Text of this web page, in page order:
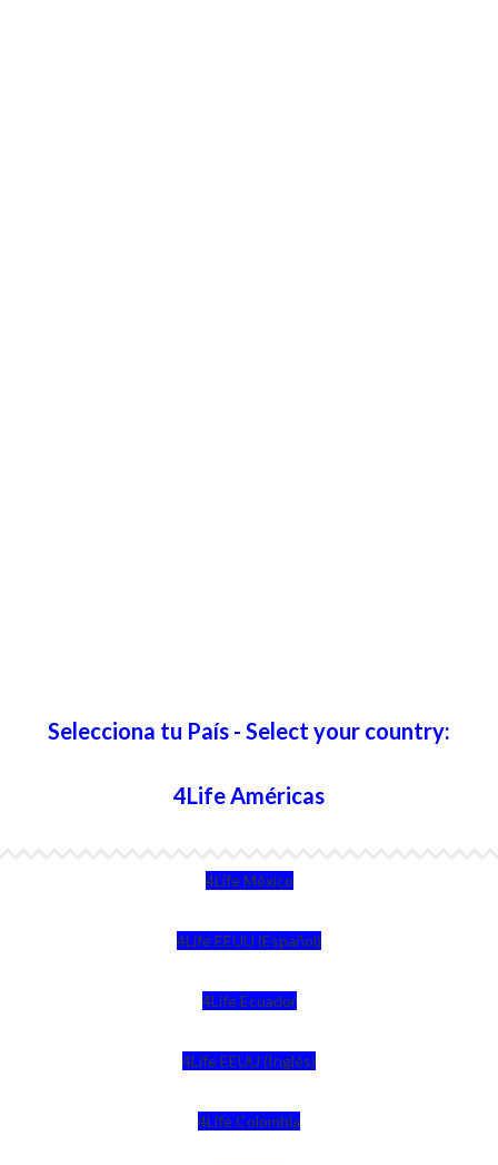
Selecciona tu País - Select your country:
4Life Américas
4Life México
4Life EEUU (Español)
4Life Ecuador
4Life EEUU (Inglés)
4Life Colombia